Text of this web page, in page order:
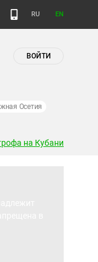
RU EN
ВОЙТИ
Осетия
на Кубани